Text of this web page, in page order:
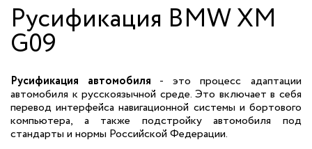
Русификация BMW XM
G09
Русификация автомобиля - это процесс адаптации
автомобиля к русскоязычной среде. Это включает в себя
перевод интерфейса навигационной системы и бортового
компьютера, а также подстройку автомобиля под
стандарты и нормы Российской Федерации.